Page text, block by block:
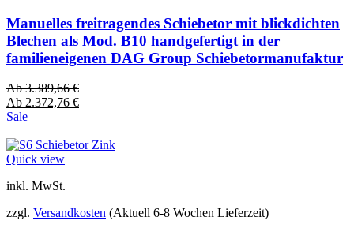
Manuelles freitragendes Schiebetor mit blickdichten
Blechen als Mod. B10 handgefertigt in der
familieneigenen DAG Group Schiebetormanufaktur
Ab3.389,66€
Ab 2.372,76 €
Sale
Quick view
inkl. MwSt.
zzgl. Versandkosten (Aktuell 6-8 Wochen Lieferzeit)